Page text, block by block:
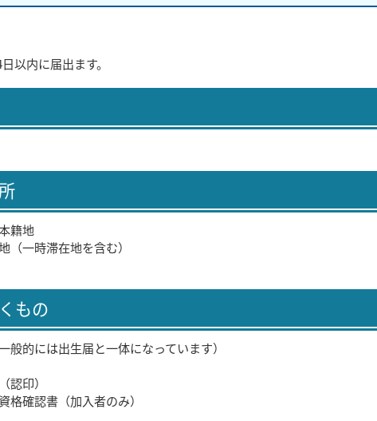
以内に届出ます。
籍地
（一時滞在地を含む）
もの
般的には出生届と一体になっています）
認印）
格確認書（加入者のみ）